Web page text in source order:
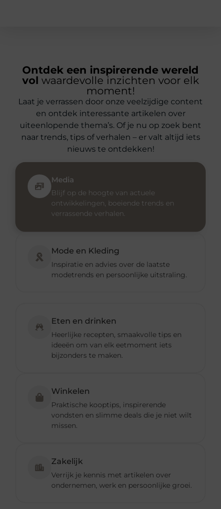
Ontdek een inspirerende wereld
vol waardevolle inzichten voor elk
moment!
Laat je verrassen door onze veelzijdige content
en ontdek interessante artikelen over
uiteenlopende thema’s. Of je nu op zoek bent
naar trends, tips of verhalen – er valt altijd iets
nieuws te ontdekken!
Media
Blijf op de hoogte van actuele
ontwikkelingen, boeiende trends en
verrassende verhalen.
Mode en Kleding
Inspiratie en advies over de laatste
modetrends en persoonlijke uitstraling.
Eten en drinken
Heerlijke recepten, smaakvolle tips en
ideeën om van elk eetmoment iets
bijzonders te maken.
Winkelen
Praktische kooptips, inspirerende
vondsten en slimme deals die je niet wilt
missen.
Zakelijk
Verrijk je kennis met artikelen over
ondernemen, werk en persoonlijke groei.